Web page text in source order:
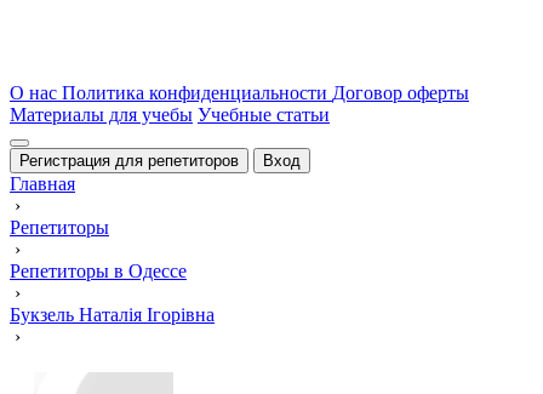
О нас Политика конфиденциальности Договор оферты
Материалы для учебы Учебные статьи
Регистрация для репетиторов Вход
Главная
›
Репетиторы
›
Репетиторы в Одессе
›
Букзель Наталія Ігорівна
›